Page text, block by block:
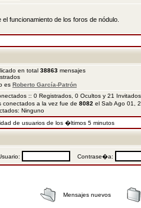
funcionamiento de los foros de nódulo.
en total 38863 mensajes
es Roberto García-Patrón
:: 0 Registrados, 0 Ocultos y 21
a la vez fue de 8082 el Sab Ago 01,
Ninguno
de usuarios de los �ltimos 5 minutos
Contrase�a:
Mensajes nuevos